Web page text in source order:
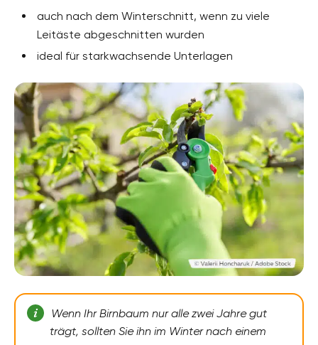
auch nach dem Winterschnitt, wenn zu viele
Leitäste abgeschnitten wurden
ideal für starkwachsende Unterlagen
Wenn Ihr Birnbaum nur alle zwei Jahre gut
trägt, sollten Sie ihn im Winter nach einem